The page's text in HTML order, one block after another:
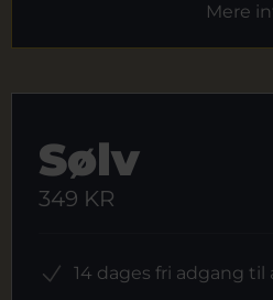
Mere
Sølv
349 KR
14 dages fri adgang til